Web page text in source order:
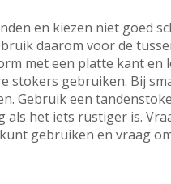
en kiezen niet goed
daarom voor de
met een platte kant
gebruiken. Bij
Gebruik een
als het iets rustiger is.
gebruiken en vraag